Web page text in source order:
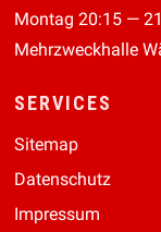
Montag 20:15 —
Mehrzweckhalle
SERVICES
Sitemap
Datenschutz
Impressum